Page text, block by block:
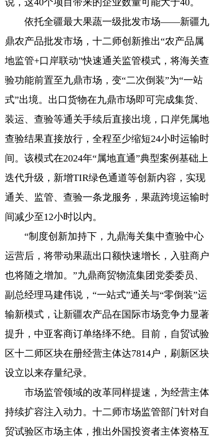
依托全疆最大果蔬一级批发市场——新疆九
鼎农产品批发市场，十二师创新推出“农产品属
地监管+口岸联动”快速通关监管模式，将海关查
验功能前置至九鼎市场，变“二次倒装”为“一站
式”出境。出口货物在九鼎市场即可完成集货、
装运、查验等通关手续后直接出境，口岸凭属地
查验结果直接放行，全程至少缩短24小时运输时
间。该模式在2024年“属地直通”典型案例基础上
迭代升级，新增TIR绿色通道等创新内容，实现
通关、监管、查验一条龙服务，果蔬跨境运输时
间减少至12小时以内。
“制度创新加持下，九鼎海关集中查验中心
运营后，将带动果蔬出口额快速增长，入驻商户
也将随之增加。”九鼎商贸物流集团党委委员、
副总经理马建伟说，“一站式”通关与“零倒装”运
输新模式，让新疆农产品在国际市场竞争力显著
提升，中亚客商订单络绎不绝。目前，自贸试验
区十二师区块在册经营主体达7814户，刷新区块
设立以来存量纪录。
市场监管领域的改革同样提速，为经营主体
持续扩容注入动力。十二师市场监管部门针对自
贸试验区市场主体，推出外国投资者主体资格互